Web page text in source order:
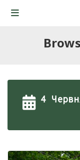
4